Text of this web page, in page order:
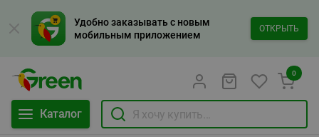
Удобно заказывать с новым
мобильным приложением
ОТКРЫТЬ
Каталог
0